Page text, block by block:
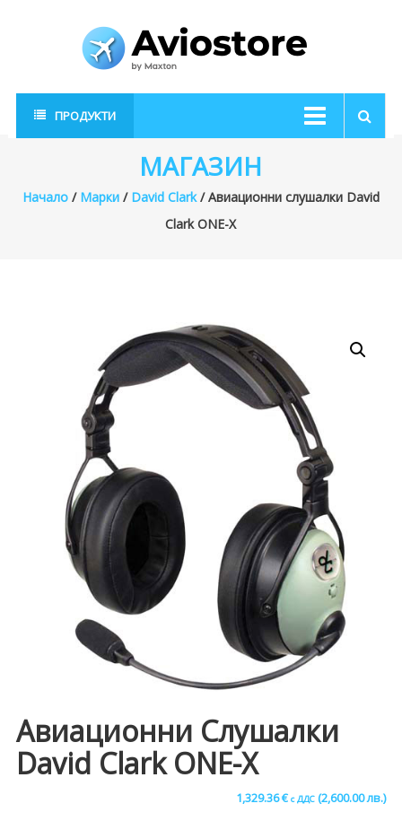
AvioStore
Авиационен
магазин
ПРОДУКТИ
МАГАЗИН
Начало/ Марки/ David Clark/ Авиационни слушалки David
Clark ONE-X
Авиационни Слушалки
David Clark ONE-X
1,329.36€ с ДДС (2,600.00 лв.)